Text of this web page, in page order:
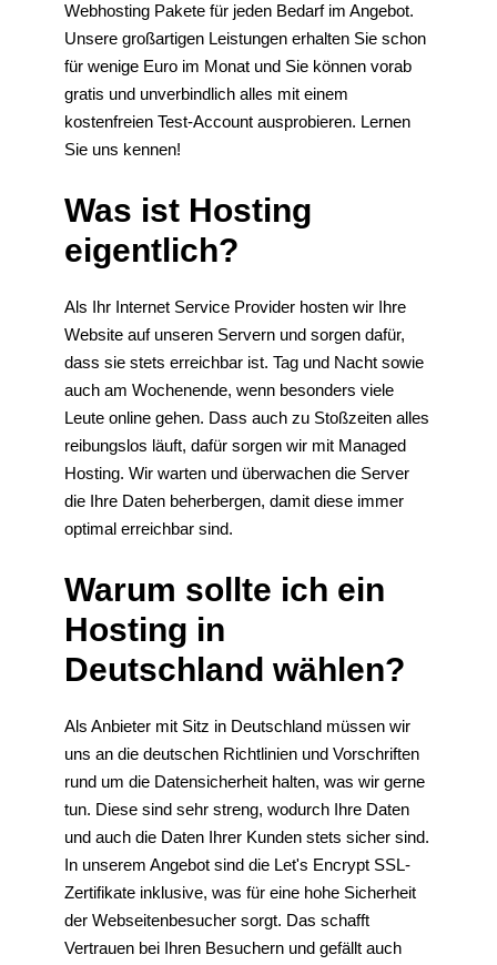
Webhosting Pakete für jeden Bedarf im Angebot.
Unsere großartigen Leistungen erhalten Sie schon
für wenige Euro im Monat und Sie können vorab
gratis und unverbindlich alles mit einem
kostenfreien Test-Account ausprobieren. Lernen
Sie uns kennen!
Was ist Hosting
eigentlich?
Als Ihr Internet Service Provider hosten wir Ihre
Website auf unseren Servern und sorgen dafür,
dass sie stets erreichbar ist. Tag und Nacht sowie
auch am Wochenende, wenn besonders viele
Leute online gehen. Dass auch zu Stoßzeiten alles
reibungslos läuft, dafür sorgen wir mit Managed
Hosting. Wir warten und überwachen die Server
die Ihre Daten beherbergen, damit diese immer
optimal erreichbar sind.
Warum sollte ich ein
Hosting in
Deutschland wählen?
Als Anbieter mit Sitz in Deutschland müssen wir
uns an die deutschen Richtlinien und Vorschriften
rund um die Datensicherheit halten, was wir gerne
tun. Diese sind sehr streng, wodurch Ihre Daten
und auch die Daten Ihrer Kunden stets sicher sind.
In unserem Angebot sind die Let's Encrypt SSL-
Zertifikate inklusive, was für eine hohe Sicherheit
der Webseitenbesucher sorgt. Das schafft
Vertrauen bei Ihren Besuchern und gefällt auch